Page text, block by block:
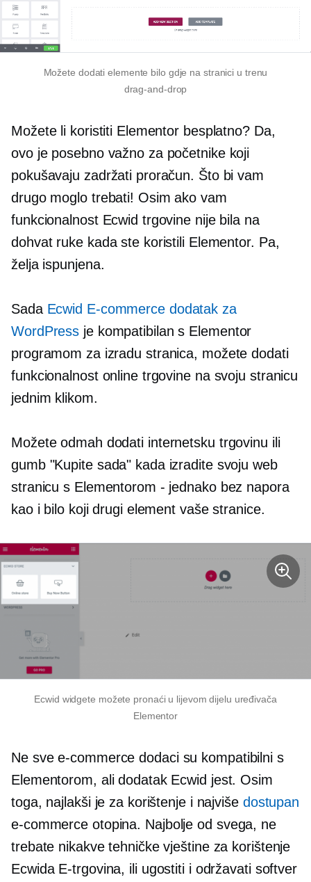
Možete dodati elemente bilo gdje na stranici u trenu
drag-and-drop
Možete li koristiti Elementor besplatno? Da,
ovo je posebno važno za početnike koji
pokušavaju zadržati proračun. Što bi vam
drugo moglo trebati! Osim ako vam
funkcionalnost Ecwid trgovine nije bila na
dohvat ruke kada ste koristili Elementor. Pa,
želja ispunjena.
Sada Ecwid E-commercedodatak za
WordPress je kompatibilan s Elementor
programom za izradu stranica, možete dodati
funkcionalnost online trgovine na svoju stranicu
jednim klikom.
Možete odmah dodati internetsku trgovinu ili
gumb "Kupite sada" kada izradite svoju web
stranicu s Elementorom - jednako bez napora
kao i bilo koji drugi element vaše stranice.
Ecwid widgete možete pronaći u lijevom dijelu uređivača
Elementor
Ne svee-commerce dodaci su kompatibilni s
Elementorom, ali dodatak Ecwid jest. Osim
toga, najlakši je za korištenje i najviše dostupan
e-commerce otopina. Najbolje od svega, ne
trebate nikakve tehničke vještine za korištenje
Ecwida E-trgovina, ili ugostiti i održavati softver